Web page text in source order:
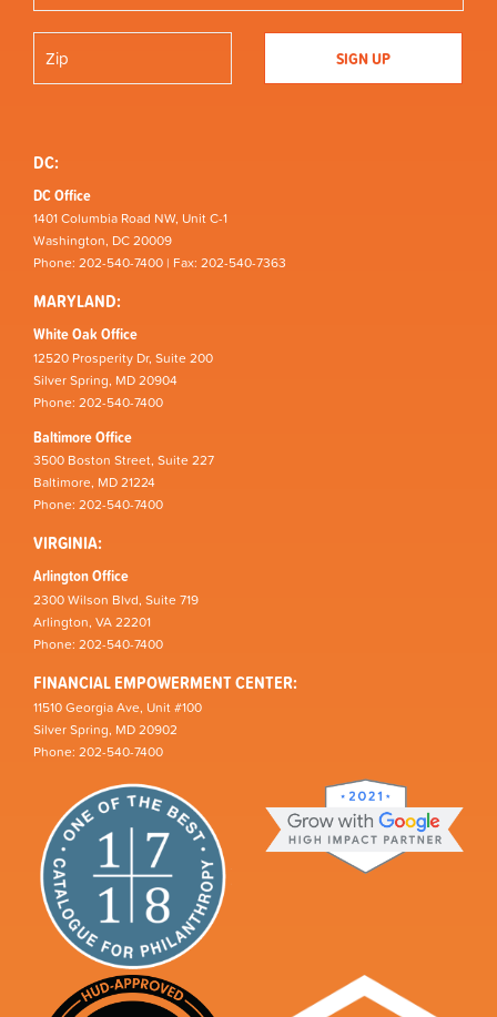
DC:
DC Office
1401 Columbia Road NW, Unit C-1
Washington, DC 20009
Phone: 202-540-7400 | Fax: 202-540-7363
MARYLAND:
White Oak Office
12520 Prosperity Dr, Suite 200
Silver Spring, MD 20904
Phone: 202-540-7400
Baltimore Office
3500 Boston Street, Suite 227
Baltimore, MD 21224
Phone: 202-540-7400
VIRGINIA:
Arlington Office
2300 Wilson Blvd, Suite 719
Arlington, VA 22201
Phone: 202-540-7400
FINANCIAL EMPOWERMENT CENTER:
11510 Georgia Ave, Unit #100
Silver Spring, MD 20902
Phone: 202-540-7400